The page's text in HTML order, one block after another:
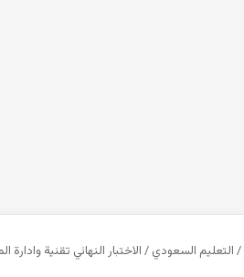
/ التعليم السعودي / الاختبار النهائي تقنية